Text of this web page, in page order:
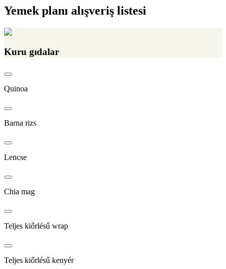
Yemek planı alışveriş listesi
Kuru gıdalar
Quinoa
Barna rizs
Lencse
Chia mag
Teljes kiőrlésű wrap
Teljes kiőrlésű kenyér